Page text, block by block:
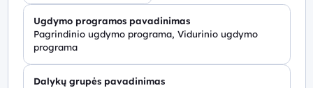
Ugdymo programos pavadinimas
Pagrindinio ugdymo programa, Vidurinio ugdymo
programa
Dalykų grupės pavadinimas